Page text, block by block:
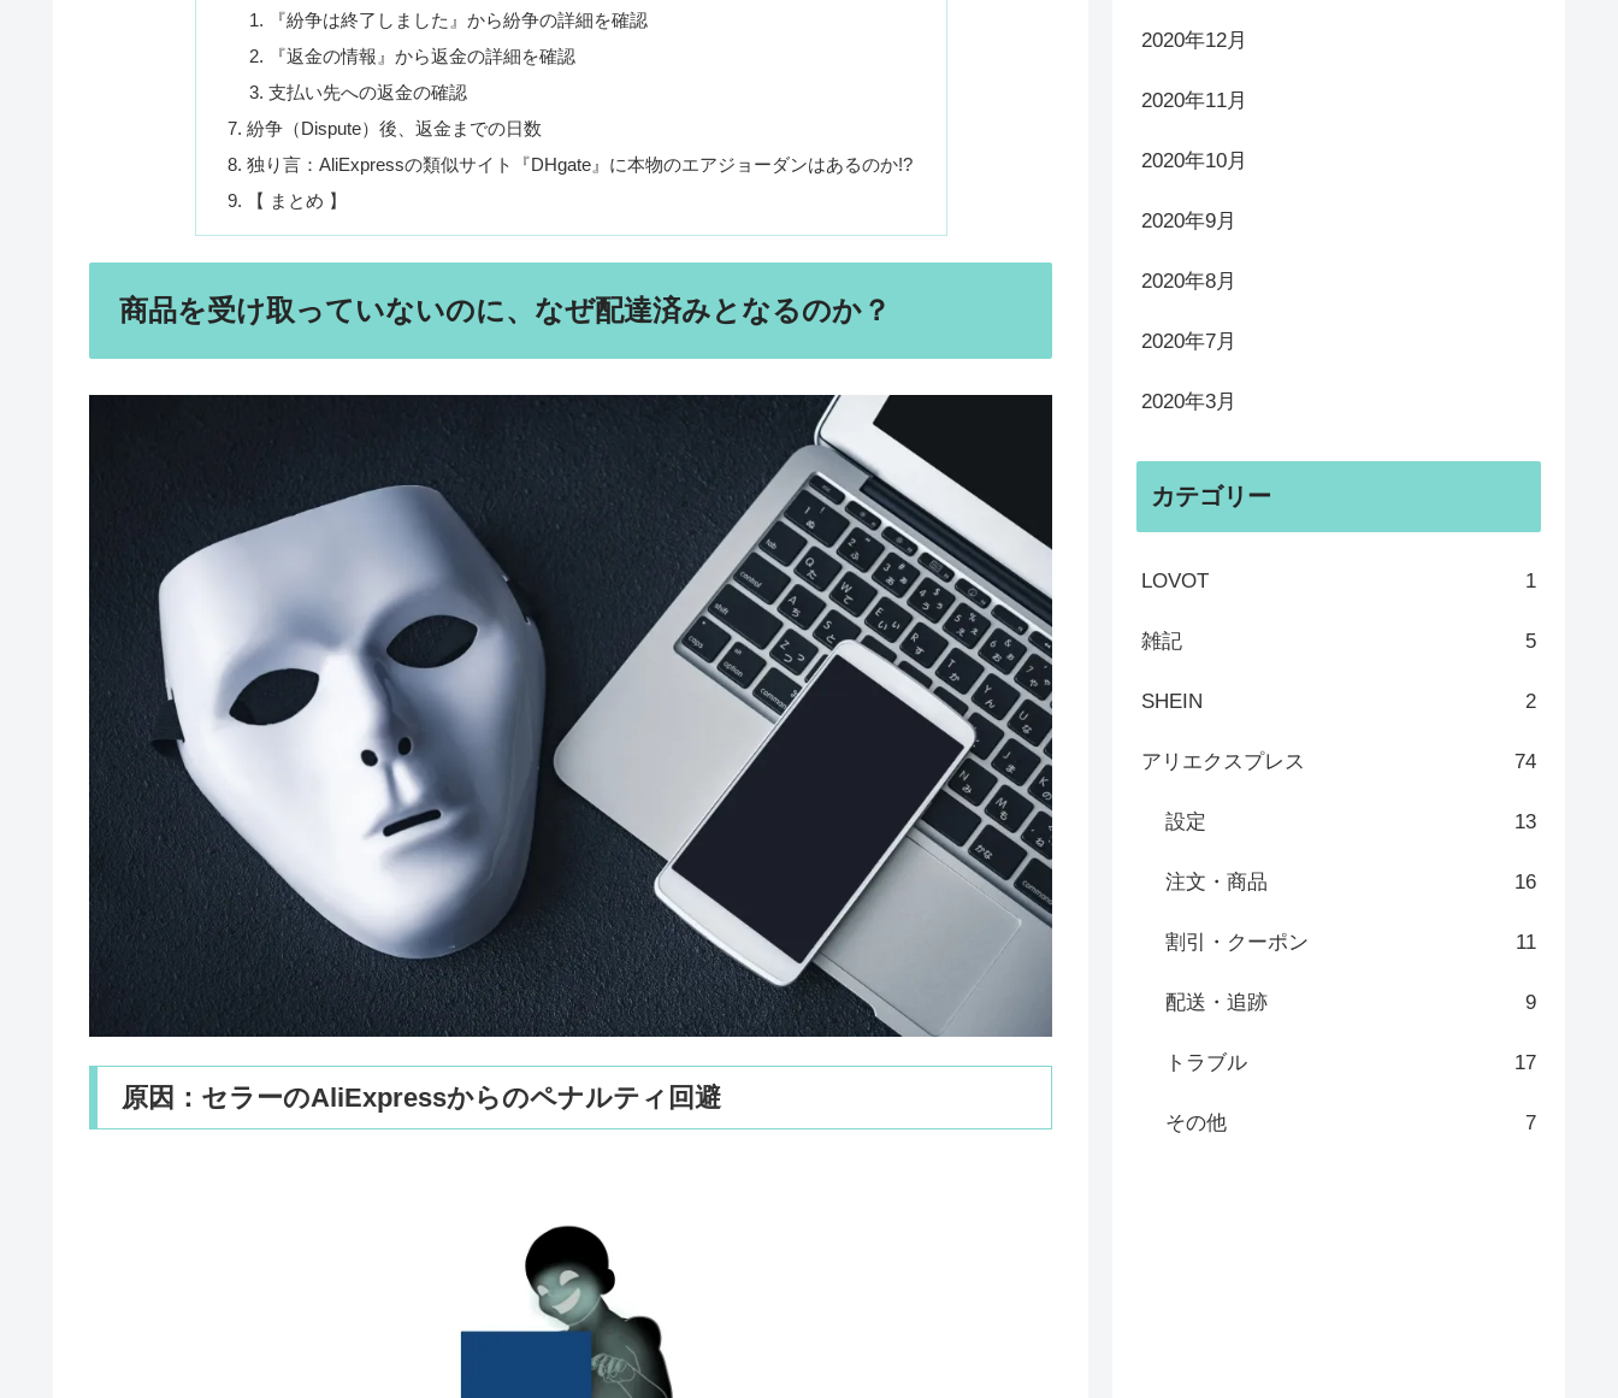
『紛争は終了しました』から紛争の詳細を確認
『返金の情報』から返金の詳細を確認
支払い先への返金の確認
紛争（Dispute）後、返金までの日数
独り言：AliExpressの類似サイト『DHgate』に本物のエアジョーダンはあるのか!?
【 まとめ 】
商品を受け取っていないのに、なぜ配達済みとなるのか？
原因：セラーのAliExpressからのペナルティ回避
2020年12月
2020年11月
2020年10月
2020年9月
2020年8月
2020年7月
2020年3月
カテゴリー
LOVOT 1
雑記 5
SHEIN 2
アリエクスプレス 74
設定 13
注文・商品 16
割引・クーポン 11
配送・追跡 9
トラブル 17
その他 7